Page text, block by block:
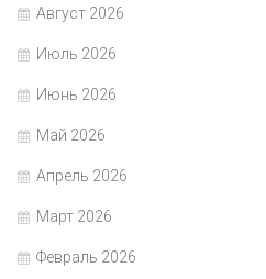
Август 2026
Июль 2026
Июнь 2026
Май 2026
Апрель 2026
Март 2026
Февраль 2026